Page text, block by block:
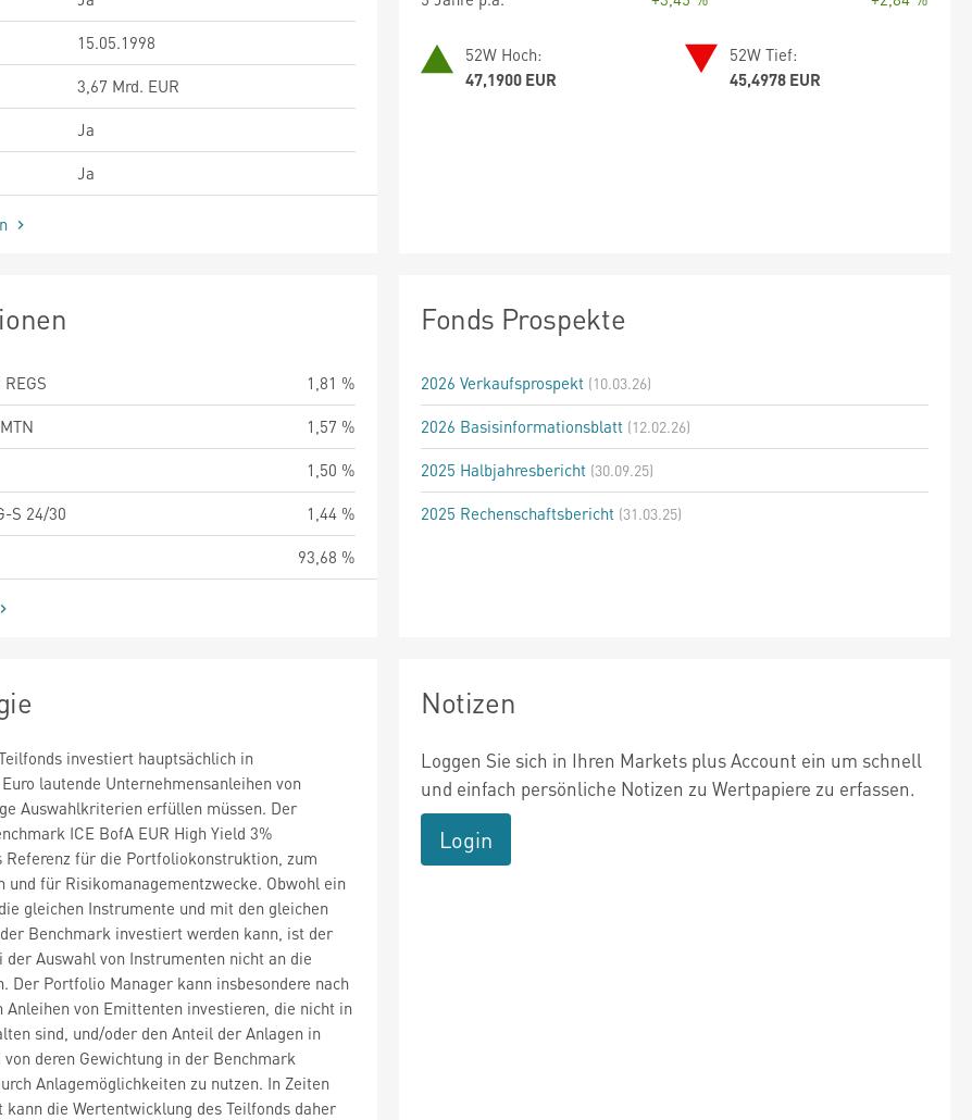
15.05.1998
3,67 Mrd. EUR
Ja
Ja
52W Hoch:
47,1900 EUR
52W Tief:
45,4978 EUR
1,81 %
1,57 %
1,50 %
S 24/30
1,44 %
93,68 %
Fonds Prospekte
2026 Verkaufsprospekt (10.03.26)
2026 Basisinformationsblatt (12.02.26)
2025 Halbjahresbericht (30.09.25)
2025 Rechenschaftsbericht (31.03.25)
investiert hauptsächlich in
lautende Unternehmensanleihen von
Auswahlkriterien erfüllen müssen. Der
ICE BofA EUR High Yield 3%
Referenz für die Portfoliokonstruktion, zum
und für Risikomanagementzwecke. Obwohl ein
gleichen Instrumente und mit den gleichen
Benchmark investiert werden kann, ist der
Auswahl von Instrumenten nicht an die
Der Portfolio Manager kann insbesondere nach
Anleihen von Emittenten investieren, die nicht in
sind, und/oder den Anteil der Anlagen in
deren Gewichtung in der Benchmark
Anlagemöglichkeiten zu nutzen. In Zeiten
die Wertentwicklung des Teilfonds daher
Notizen
Loggen Sie sich in Ihren Markets plus Account ein um schnell
und einfach persönliche Notizen zu Wertpapiere zu erfassen.
Login